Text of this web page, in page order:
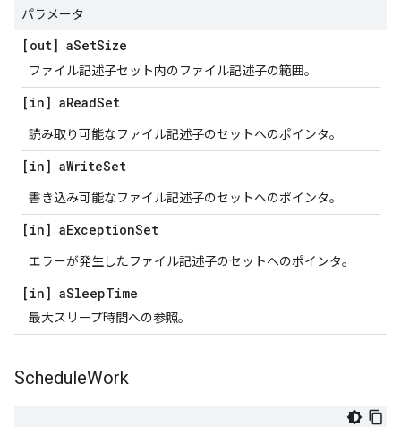
パラメータ
[out] aSetSize
ファイル記述子セット内のファイル記述子の範囲。
[in] aReadSet
読み取り可能なファイル記述子のセットへのポインタ。
[in] aWriteSet
書き込み可能なファイル記述子のセットへのポインタ。
[in] aExceptionSet
エラーが発生したファイル記述子のセットへのポインタ。
[in] aSleepTime
最大スリープ時間への参照。
ScheduleWork